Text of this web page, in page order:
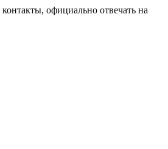
официально отвечать на